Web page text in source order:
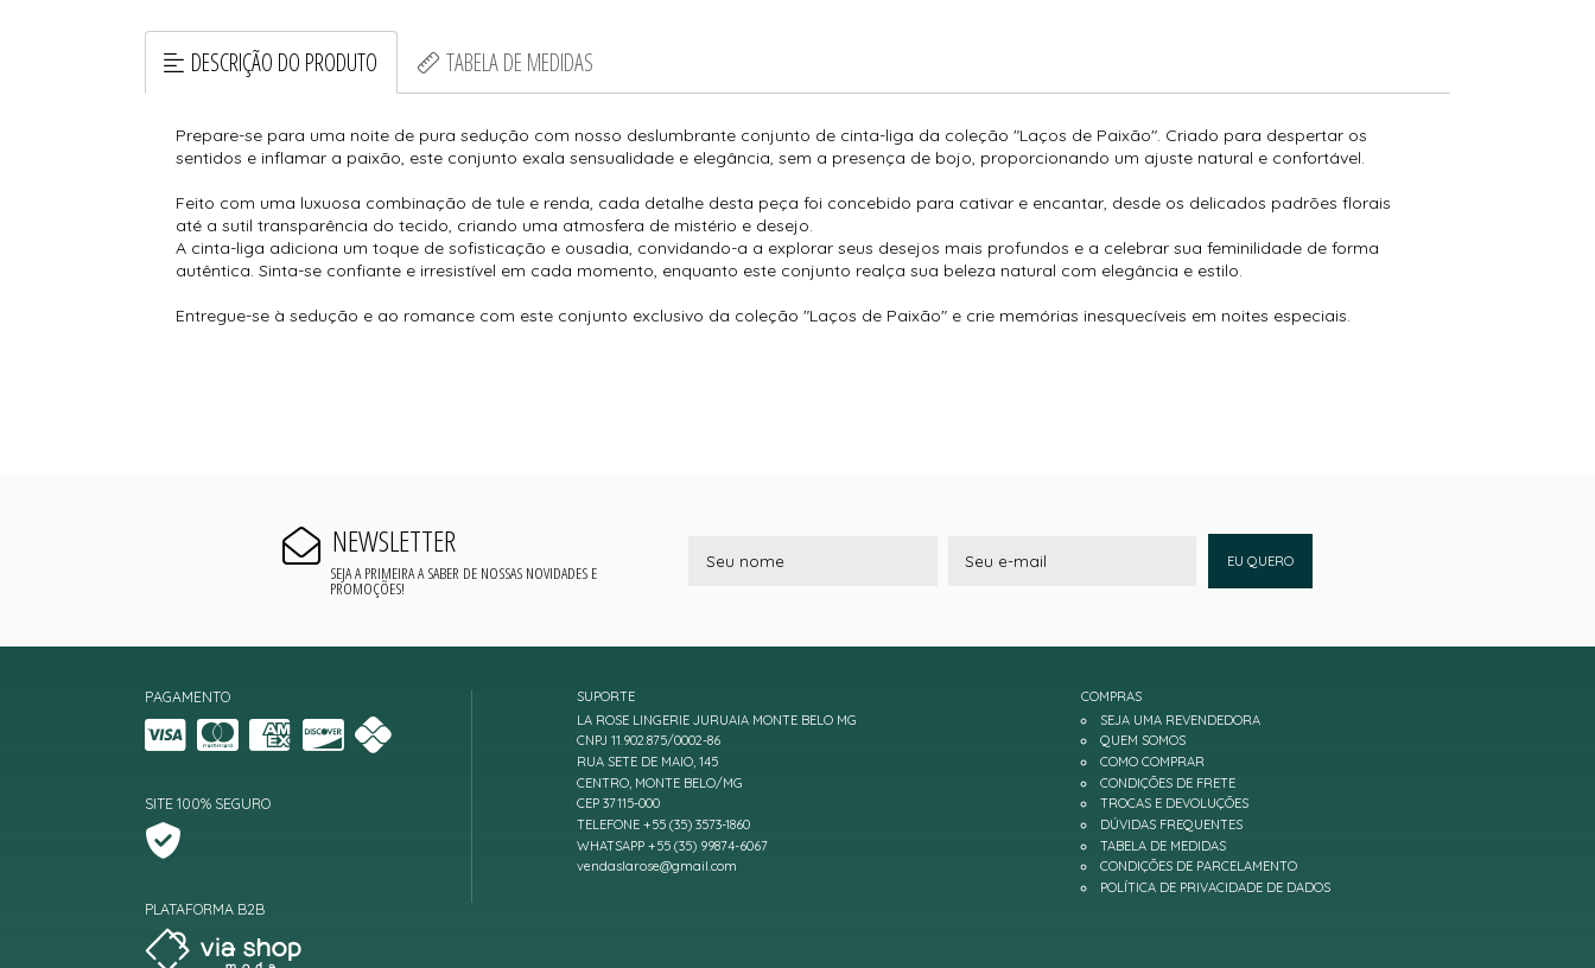
DESCRIÇÃO DO PRODUTO TABELA DE MEDIDAS
Prepare-se para uma noite de pura sedução com nosso deslumbrante conjunto de cinta-liga da coleção "Laços de Paixão". Criado para despertar os
sentidos e inflamar a paixão, este conjunto exala sensualidade e elegância, sem a presença de bojo, proporcionando um ajuste natural e confortável.
Feito com uma luxuosa combinação de tule e renda, cada detalhe desta peça foi concebido para cativar e encantar, desde os delicados padrões florais
até a sutil transparência do tecido, criando uma atmosfera de mistério e desejo.
A cinta-liga adiciona um toque de sofisticação e ousadia, convidando-a a explorar seus desejos mais profundos e a celebrar sua feminilidade de forma
autêntica. Sinta-se confiante e irresistível em cada momento, enquanto este conjunto realça sua beleza natural com elegância e estilo.
Entregue-se à sedução e ao romance com este conjunto exclusivo da coleção "Laços de Paixão" e crie memórias inesquecíveis em noites especiais.
NEWSLETTER
SEJA A PRIMEIRA A SABER DE NOSSAS NOVIDADES E
PROMOÇÕES!
EU QUERO
PAGAMENTO
SITE 100% SEGURO
PLATAFORMA B2B
SUPORTE
LA ROSE LINGERIE JURUAIA MONTE BELO MG
CNPJ 11.902.875/0002-86
RUA SETE DE MAIO, 145
CENTRO, MONTE BELO/MG
CEP 37115-000
TELEFONE +55 (35) 3573-1860
WHATSAPP +55 (35) 99874-6067
vendaslarose@gmail.com
COMPRAS
SEJA UMA REVENDEDORA
QUEM SOMOS
COMO COMPRAR
CONDIÇÕES DE FRETE
TROCAS E DEVOLUÇÕES
DÚVIDAS FREQUENTES
TABELA DE MEDIDAS
CONDIÇÕES DE PARCELAMENTO
POLÍTICA DE PRIVACIDADE DE DADOS